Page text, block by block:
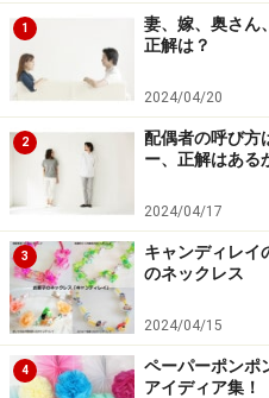
1
妻、嫁、奥さん
正解は？
2024/04/20
2
配偶者の呼び方
ー、正解はある
2024/04/17
3
キャンディレイ
のネックレス
2024/04/15
4
ペーパーポンポ
アイディア集！